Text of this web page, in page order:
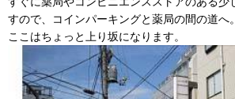
すので、コインパーキングと薬局の間の道へ。
ここはちょっと上り坂になります。